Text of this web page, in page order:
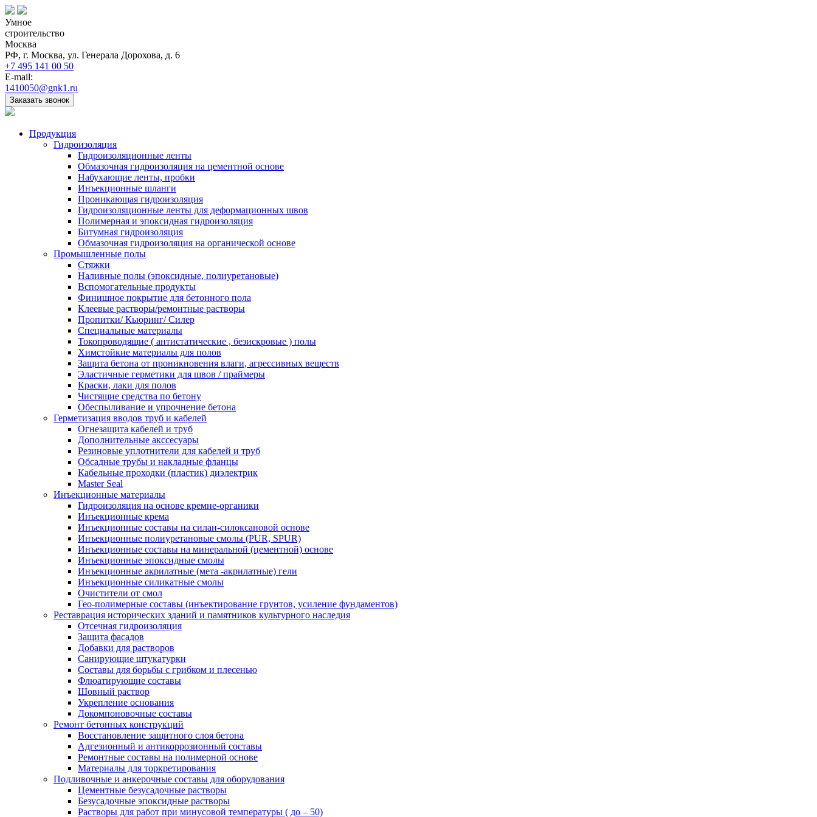
Умное
строительство
Москва
РФ, г. Москва, ул. Генерала Дорохова, д. 6
+7 495 141 00 50
E-mail:
1410050@gnk1.ru
Заказать звонок
Продукция
Гидроизоляция
Гидроизоляционные ленты
Обмазочная гидроизоляция на цементной основе
Набухающие ленты, пробки
Инъекционные шланги
Проникающая гидроизоляция
Гидроизоляционные ленты для деформационных швов
Полимерная и эпоксидная гидроизоляция
Битумная гидроизоляция
Обмазочная гидроизоляция на органической основе
Промышленные полы
Стяжки
Наливные полы (эпоксидные, полиуретановые)
Вспомогательные продукты
Финишное покрытие для бетонного пола
Клеевые растворы/ремонтные растворы
Пропитки/ Кьюринг/ Силер
Специальные материалы
Токопроводящие ( антистатические , безискровые ) полы
Химстойкие материалы для полов
Защита бетона от проникновения влаги, агрессивных веществ
Эластичные герметики для швов / праймеры
Краски, лаки для полов
Чистящие средства по бетону
Обеспыливание и упрочнение бетона
Герметизация вводов труб и кабелей
Огнезащита кабелей и труб
Дополнительные акссесуары
Резиновые уплотнители для кабелей и труб
Обсадные трубы и накладные фланцы
Кабельные проходки (пластик) диэлектрик
Master Seal
Инъекционные материалы
Гидроизоляция на основе кремне-органики
Инъекционные крема
Инъекционные составы на силан-силоксановой основе
Инъекционные полиуретановые смолы (PUR, SPUR)
Инъекционные составы на минеральной (цементной) основе
Инъекционные эпоксидные смолы
Инъекционные акрилатные (мета -акрилатные) гели
Инъекционные силикатные смолы
Очистители от смол
Гео-полимерные составы (инъектирование грунтов, усиление фундаментов)
Реставрация исторических зданий и памятников культурного наследия
Отсечная гидроизоляция
Защита фасадов
Добавки для растворов
Санирующие штукатурки
Составы для борьбы с грибком и плесенью
Флюатирующие составы
Шовный раствор
Укрепление основания
Докомпоновочные составы
Ремонт бетонных конструкций
Восстановление защитного слоя бетона
Адгезионный и антикоррозионный составы
Ремонтные составы на полимерной основе
Материалы для торкретирования
Подливочные и анкерочные составы для оборудования
Цементные безусадочные растворы
Безусадочные эпоксидные растворы
Растворы для работ при минусовой температуры ( до – 50)